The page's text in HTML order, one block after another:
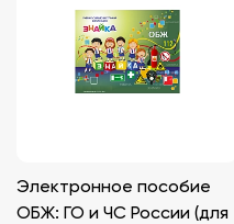
Электронное пособие
ОБЖ: ГО и ЧС России (для